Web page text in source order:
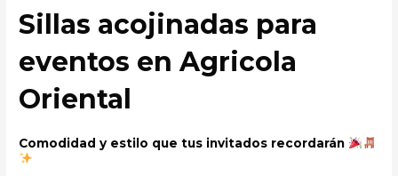
Sillas acojinadas para
eventos en Agricola
Oriental
Comodidad y estilo que tus invitados recordarán